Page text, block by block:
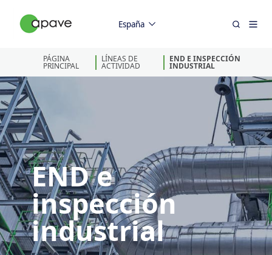
España
PÁGINA
PRINCIPAL
LÍNEAS DE
ACTIVIDAD
END E INSPECCIÓN
INDUSTRIAL
END e
inspección
industrial